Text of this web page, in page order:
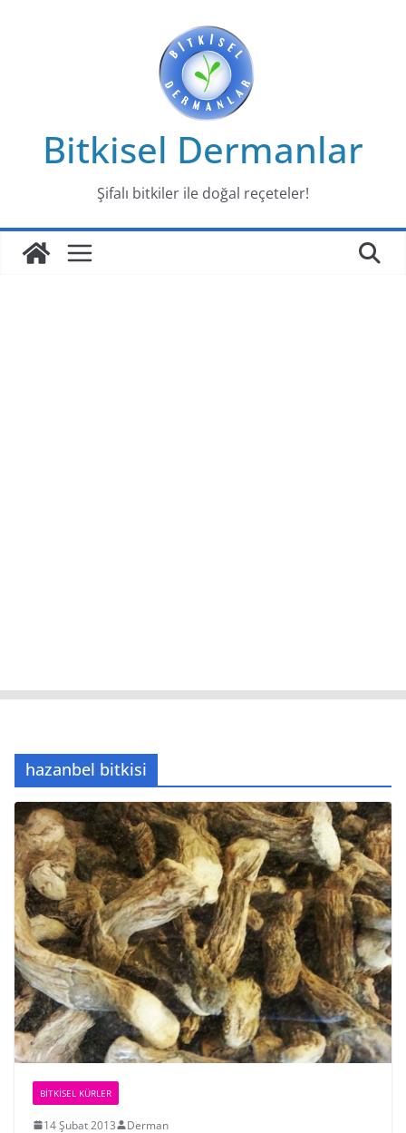
Bitkisel Dermanlar
Şifalı bitkiler ile doğal reçeteler!
hazanbel bitkisi
BİTKİSEL KÜRLER
14 Şubat 2013 Derman